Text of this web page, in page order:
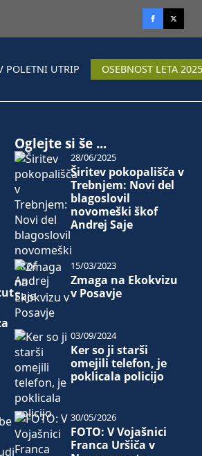
POLETNI UTRIP OSEBNOST LETA 2025
Oglejte si še ...
Širitev pokopališča v
Trebnjem: Novi del
blagoslovil
novomeški škof
Andrej Saje
28/06/2025
Zmaga na Ekokvizu
v Posavje
15/03/2023
Ker so ji starši
omejili telefon, je
poklicala policijo
03/09/2024
FOTO: V Vojašnici
Franca Uršiča v
30/05/2026